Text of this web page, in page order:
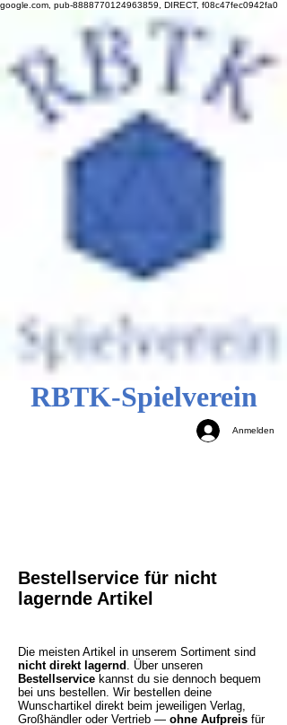
google.com, pub-8888770124963859, DIRECT, f08c47fec0942fa0
RBTK-Spielverein
Anmelden
Bestellservice für nicht
lagernde Artikel
Die meisten Artikel in unserem Sortiment sind
nicht direkt lagernd
. Über unseren
Bestellservice kannst du sie dennoch bequem
bei uns bestellen. Wir bestellen deine
Wunschartikel direkt beim jeweiligen Verlag,
Großhändler oder Vertrieb — ohne Aufpreis für